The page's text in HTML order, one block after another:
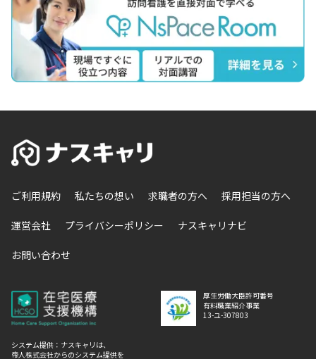
ご利用規約 私たちの想い 求職者の方へ 採用担当の方へ
運営会社 プライバシーポリシー ナスキャリナビ
お問い合わせ
厚生労働大臣許可番号
有料職業紹介事業
13-ユ-307803
システム提供：ナスキャリは、
帝人株式会社からのシステム提供を